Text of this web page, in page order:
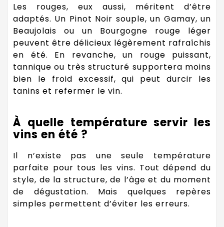
Les rouges, eux aussi, méritent d’être
adaptés. Un Pinot Noir souple, un Gamay, un
Beaujolais ou un Bourgogne rouge léger
peuvent être délicieux légèrement rafraîchis
en été. En revanche, un rouge puissant,
tannique ou très structuré supportera moins
bien le froid excessif, qui peut durcir les
tanins et refermer le vin.
À quelle température servir les
vins en été ?
Il n’existe pas une seule température
parfaite pour tous les vins. Tout dépend du
style, de la structure, de l’âge et du moment
de dégustation. Mais quelques repères
simples permettent d’éviter les erreurs.